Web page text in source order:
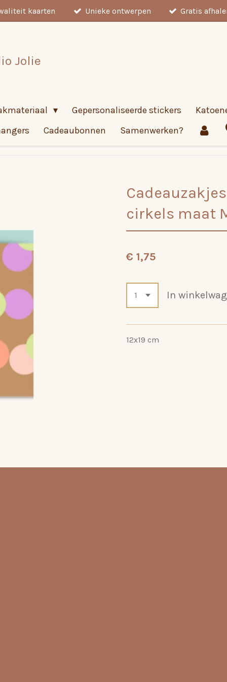
kaarten Unieke ontwerpen Gratis
Jolie
Gepersonaliseerde stickers
Cadeaubonnen Samenwerken?
cirkels maat
€ 1,75
In
12x19 cm